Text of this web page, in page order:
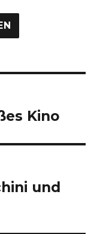
Kino
und